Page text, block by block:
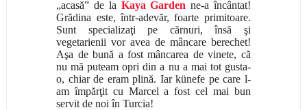
„acasă” de la Kaya Garden ne-a încântat!
Grădina este, într-adevăr, foarte primitoare.
Sunt specializaţi pe cărnuri, însă şi
vegetarienii vor avea de mâncare berechet!
Aşa de bună a fost mâncarea de vinete, că
nu mă puteam opri din a nu a mai tot gusta-
o, chiar de eram plină. Iar künefe pe care l-
am împărţit cu Marcel a fost cel mai bun
servit de noi în Turcia!